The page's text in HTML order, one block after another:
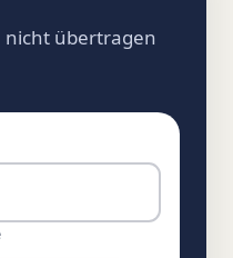
nicht übertragen